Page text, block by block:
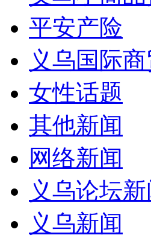
平安产险
义乌国际
女性话题
其他新闻
网络新闻
义乌论坛
义乌新闻